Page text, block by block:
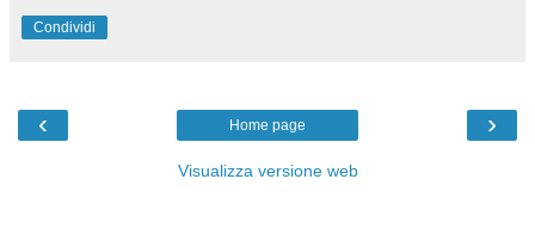
Condividi
‹ ›
Home page
Visualizza versione web